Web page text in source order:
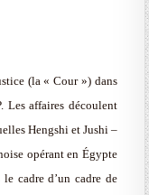
(la « Cour ») dans
Les affaires découlent
Hengshi et Jushi –
opérant en Égypte
cadre d’un cadre de